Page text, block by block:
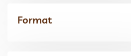
Format